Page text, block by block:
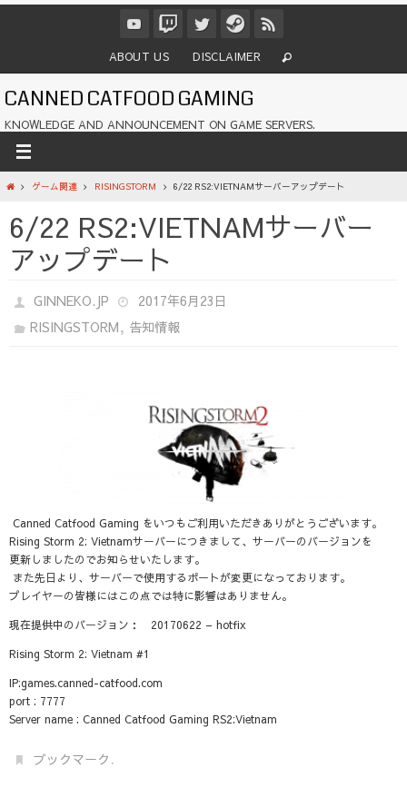
へ
ス
プ
ABOUT US DISCLAIMER
CANNED CATFOOD GAMING
KNOWLEDGE AND ANNOUNCEMENT ON GAME SERVERS.
ホ
ゲーム関連 RISINGSTORM 6/22 RS2:VIETNAMサーバーアップデート
6/22 RS2:VIETNAMサーバー
アップデート
GINNEKO.JP
2017年6月23日
RISINGSTORM, 告知情報
Canned Catfood Gaming をいつもご利用いただきありがとうございます。
Rising Storm 2: Vietnamサーバーにつきまして、サーバーのバージョンを
更新しましたのでお知らせいたします。
また先日より、サーバーで使用するポートが変更になっております。
プレイヤーの皆様にはこの点では特に影響はありません。
現在提供中のバージョン： 20170622 – hotfix
Rising Storm 2: Vietnam #1
IP:games.canned-catfood.com
port : 7777
Server name : Canned Catfood Gaming RS2:Vietnam
ブックマーク .